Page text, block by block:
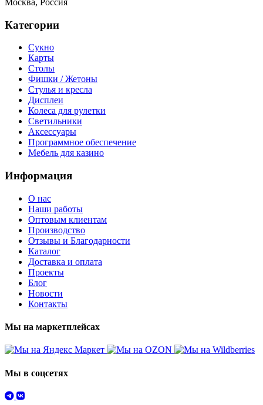
Москва, Россия
Категории
Сукно
Карты
Столы
Фишки / Жетоны
Стулья и кресла
Дисплеи
Колеса для рулетки
Светильники
Аксессуары
Программное обеспечение
Мебель для казино
Информация
О нас
Наши работы
Оптовым клиентам
Производство
Отзывы и Благодарности
Каталог
Доставка и оплата
Проекты
Блог
Новости
Контакты
Мы на маркетплейсах
Мы в соцсетях